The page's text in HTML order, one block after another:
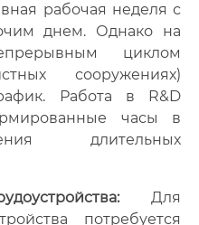
рабочая неделя с
днем. Однако на
циклом
сооружениях)
Работа в R&D
часы в
длительных
Для
потребуется